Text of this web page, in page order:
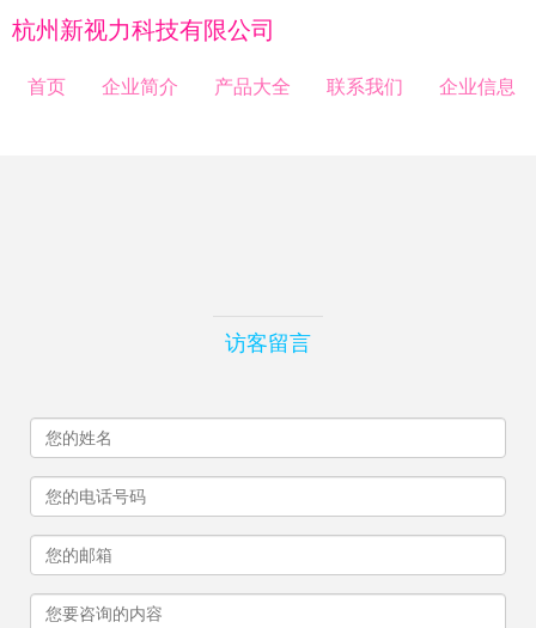
杭州新视力科技有限公司
首页 企业简介 产品大全 联系我们 企业信息
访客留言